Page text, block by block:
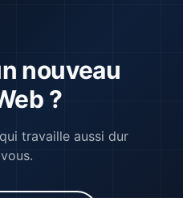
nouveau
?
travaille aussi dur